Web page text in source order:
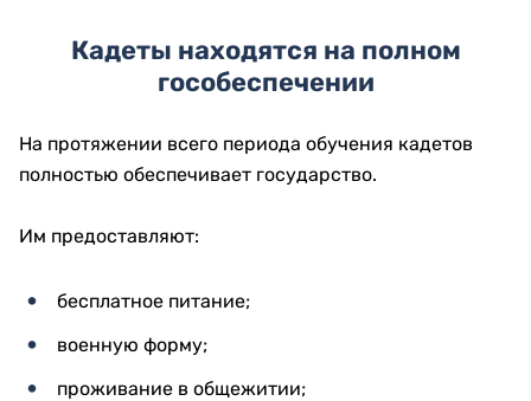
Кадеты находятся на полном
гособеспечении
На протяжении всего периода обучения кадетов
полностью обеспечивает государство.
Им предоставляют:
бесплатное питание;
военную форму;
проживание в общежитии;